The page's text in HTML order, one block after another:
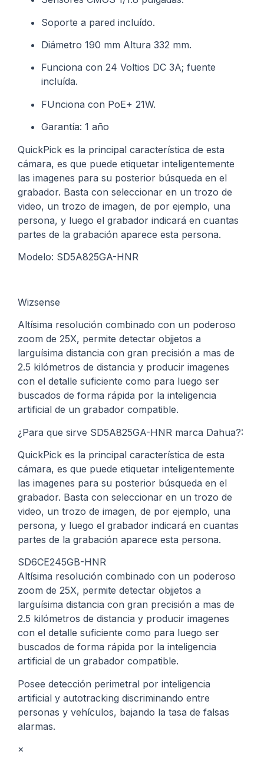
Soporte a pared incluído.
Diámetro 190 mm Altura 332 mm.
Funciona con 24 Voltios DC 3A; fuente
incluída.
FUnciona con PoE+ 21W.
Garantía: 1 año
QuickPick es la principal característica de esta
cámara, es que puede etiquetar inteligentemente
las imagenes para su posterior búsqueda en el
grabador. Basta con seleccionar en un trozo de
video, un trozo de imagen, de por ejemplo, una
persona, y luego el grabador indicará en cuantas
partes de la grabación aparece esta persona.
Modelo: SD5A825GA-HNR
Wizsense
Altísima resolución combinado con un poderoso
zoom de 25X, permite detectar objjetos a
larguísima distancia con gran precisión a mas de
2.5 kilómetros de distancia y producir imagenes
con el detalle suficiente como para luego ser
buscados de forma rápida por la inteligencia
artificial de un grabador compatible.
¿Para que sirve SD5A825GA-HNR marca Dahua?:
QuickPick es la principal característica de esta
cámara, es que puede etiquetar inteligentemente
las imagenes para su posterior búsqueda en el
grabador. Basta con seleccionar en un trozo de
video, un trozo de imagen, de por ejemplo, una
persona, y luego el grabador indicará en cuantas
partes de la grabación aparece esta persona.
SD6CE245GB-HNR
Altísima resolución combinado con un poderoso
zoom de 25X, permite detectar objjetos a
larguísima distancia con gran precisión a mas de
2.5 kilómetros de distancia y producir imagenes
con el detalle suficiente como para luego ser
buscados de forma rápida por la inteligencia
artificial de un grabador compatible.
Posee detección perimetral por inteligencia
artificial y autotracking discriminando entre
personas y vehículos, bajando la tasa de falsas
alarmas.
×